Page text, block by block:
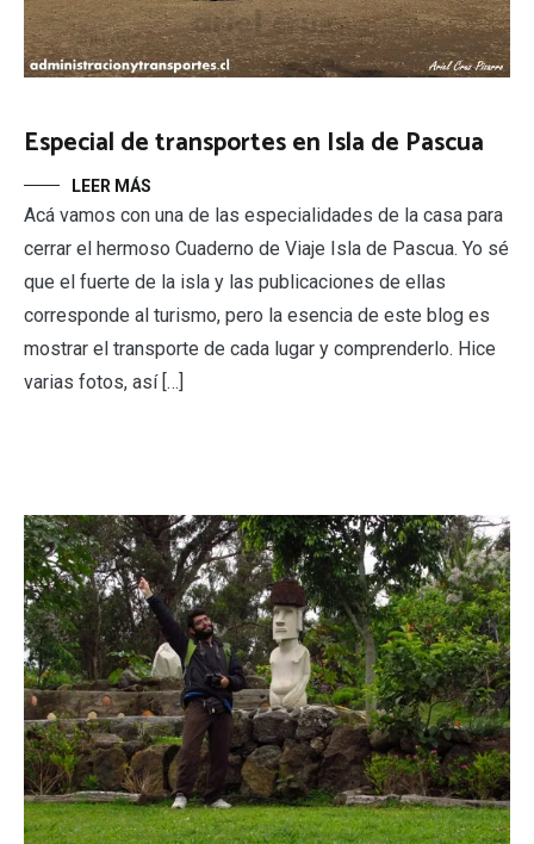
Especial de transportes en Isla de Pascua
LEER MÁS
Acá vamos con una de las especialidades de la casa para
cerrar el hermoso Cuaderno de Viaje Isla de Pascua. Yo sé
que el fuerte de la isla y las publicaciones de ellas
corresponde al turismo, pero la esencia de este blog es
mostrar el transporte de cada lugar y comprenderlo. Hice
varias fotos, así […]